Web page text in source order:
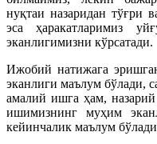
нуқтаи назаридан тўғри
эса ҳаракатларимиз
эканлигимизни кўрсатади.
Ижобий натижага
эканлиги маълум бўлади,
амалий ишга ҳам,
ишимизнинг муҳим
кейинчалик маълум